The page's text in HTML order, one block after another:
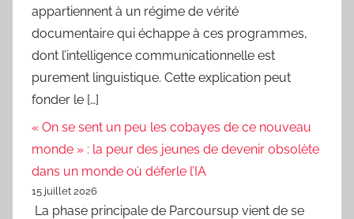
appartiennent à un régime de vérité
documentaire qui échappe à ces programmes,
dont l’intelligence communicationnelle est
purement linguistique. Cette explication peut
fonder le […]
« On se sent un peu les cobayes de ce nouveau
monde » : la peur des jeunes de devenir obsolète
dans un monde où déferle l’IA
15 juillet 2026
La phase principale de Parcoursup vient de se